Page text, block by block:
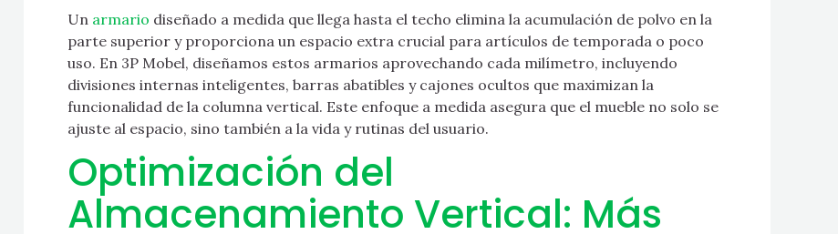
Un armario diseñado a medida que llega hasta el techo elimina la acumulación de polvo en la
parte superior y proporciona un espacio extra crucial para artículos de temporada o poco
uso. En 3P Mobel, diseñamos estos armarios aprovechando cada milímetro, incluyendo
divisiones internas inteligentes, barras abatibles y cajones ocultos que maximizan la
funcionalidad de la columna vertical. Este enfoque a medida asegura que el mueble no solo se
ajuste al espacio, sino también a la vida y rutinas del usuario.
Optimización del
Almacenamiento Vertical: Más